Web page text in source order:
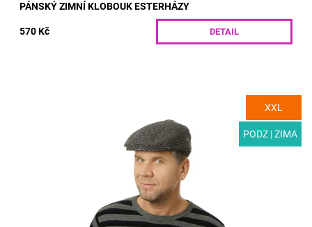
PÁNSKÝ ZIMNÍ KLOBOUK ESTERHÁZY
570 Kč DETAIL
XXL
PODZ | ZIMA
MODEL: T03-6 | Designová pánská bekovka pro podzim a zimu.
Díky originální vlněné látce stylu pepito a vnitřní podšívce